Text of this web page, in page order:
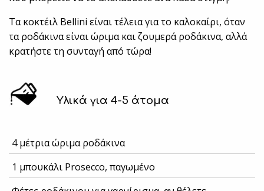
Τα κοκτέιλ Bellini είναι τέλεια για το καλοκαίρι, όταν
τα ροδάκινα είναι ώριμα και ζουμερά ροδάκινα, αλλά
κρατήστε τη συνταγή από τώρα!
Υλικά για 4-5 άτομα
4 μέτρια ώριμα ροδάκινα
1 μπουκάλι Prosecco, παγωμένο